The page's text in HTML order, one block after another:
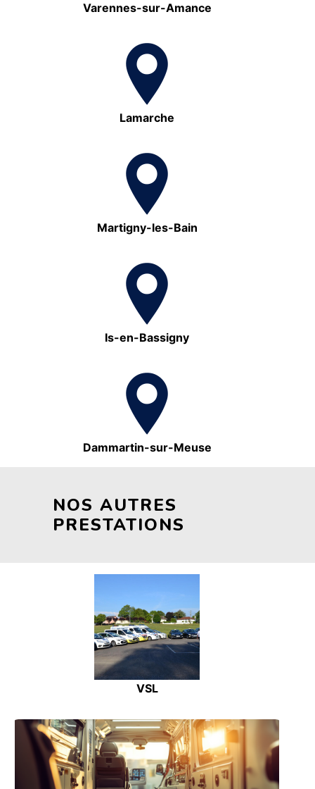
Varennes-sur-Amance
Lamarche
Martigny-les-Bain
Is-en-Bassigny
Dammartin-sur-Meuse
NOS AUTRES
PRESTATIONS
VSL